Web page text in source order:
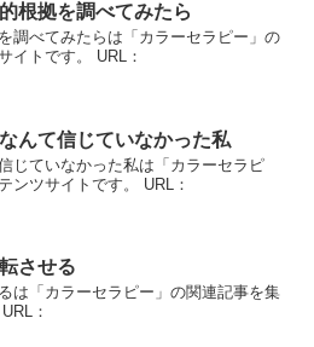
根拠を調べてみたら
調べてみたらは「カラーセラピー」の
イトです。 URL：
んて信じていなかった私
じていなかった私は「カラーセラピ
ンツサイトです。 URL：
させる
は「カラーセラピー」の関連記事を集
：